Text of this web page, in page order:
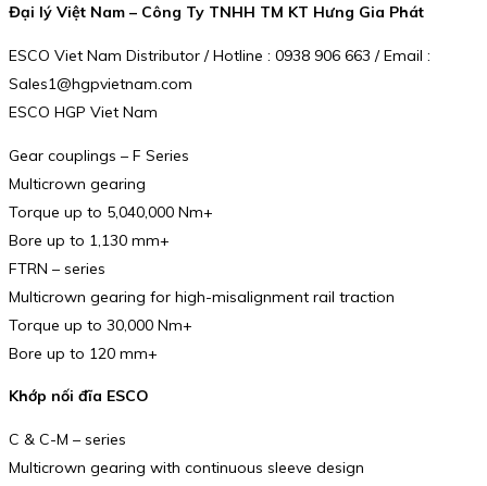
Đại lý Việt Nam – Công Ty TNHH TM KT Hưng Gia Phát
ESCO Viet Nam Distributor / Hotline : 0938 906 663 / Email :
Sales1@hgpvietnam.com
ESCO HGP Viet Nam
Gear couplings – F Series
Multicrown gearing
Torque up to 5,040,000 Nm+
Bore up to 1,130 mm+
FTRN – series
Multicrown gearing for high-misalignment rail traction
Torque up to 30,000 Nm+
Bore up to 120 mm+
Khớp nối đĩa ESCO
C & C-M – series
Multicrown gearing with continuous sleeve design